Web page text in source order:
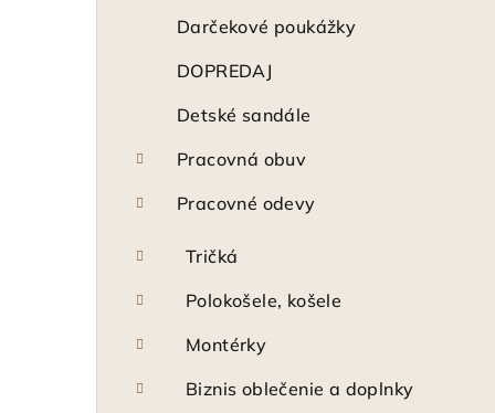
Darčekové poukážky
DOPREDAJ
Detské sandále
Pracovná obuv
Pracovné odevy
Tričká
Polokošele, košele
Montérky
Biznis oblečenie a doplnky